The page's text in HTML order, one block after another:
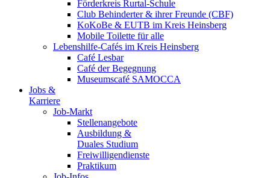
Förderkreis Rurtal-Schule
Club Behinderter & ihrer Freunde (CBF)
KoKoBe & EUTB im Kreis Heinsberg
Mobile Toilette für alle
Lebenshilfe-Cafés im Kreis Heinsberg
Café Lesbar
Café der Begegnung
Museumscafé SAMOCCA
Jobs &
Karriere
Job-Markt
Stellenangebote
Ausbildung &
Duales Studium
Freiwilligendienste
Praktikum